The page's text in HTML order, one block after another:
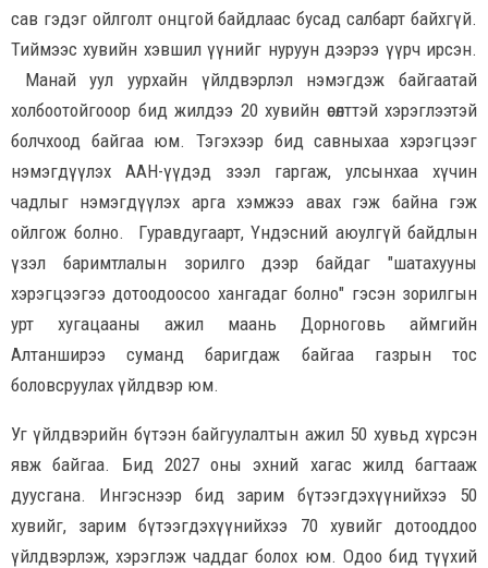
сав гэдэг ойлголт онцгой байдлаас бусад салбарт байхгүй.
Тиймээс хувийн хэвшил үүнийг нуруун дээрээ үүрч ирсэн.
Манай уул уурхайн үйлдвэрлэл нэмэгдэж байгаатай
холбоотойгооор бид жилдээ 20 хувийн өсөлттэй хэрэглээтэй
болчхоод байгаа юм. Тэгэхээр бид савныхаа хэрэгцээг
нэмэгдүүлэх ААН-үүдэд зээл гаргаж, улсынхаа хүчин
чадлыг нэмэгдүүлэх арга хэмжээ авах гэж байна гэж
ойлгож болно. Гуравдугаарт, Үндэсний аюулгүй байдлын
үзэл баримтлалын зорилго дээр байдаг "шатахууны
хэрэгцээгээ дотоодоосоо хангадаг болно" гэсэн зорилгын
урт хугацааны ажил маань Дорноговь аймгийн
Алтанширээ суманд баригдаж байгаа газрын тос
боловсруулах үйлдвэр юм.
Уг үйлдвэрийн бүтээн байгуулалтын ажил 50 хувьд хүрсэн
явж байгаа. Бид 2027 оны эхний хагас жилд багтааж
дуусгана. Ингэснээр бид зарим бүтээгдэхүүнийхээ 50
хувийг, зарим бүтээгдэхүүнийхээ 70 хувийг дотооддоо
үйлдвэрлэж, хэрэглэж чаддаг болох юм. Одоо бид түүхий